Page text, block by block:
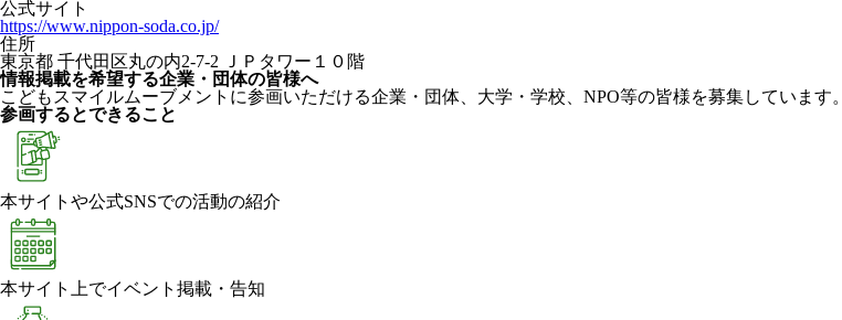
公式サイト
https://www.nippon-soda.co.jp/
住所
東京都 千代田区丸の内2-7-2 ＪＰタワー１０階
情報掲載を希望する企業・団体の皆様へ
こどもスマイルムーブメントに参画いただける企業・団体、大学・学校、NPO等の皆様を募集しています。
参画するとできること
本サイトや公式SNSでの活動の紹介
本サイト上でイベント掲載・告知